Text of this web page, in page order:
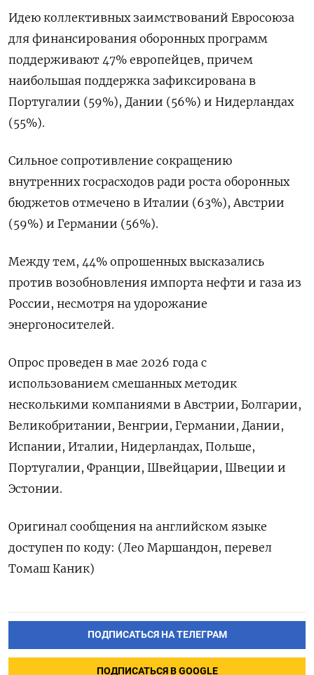
Идею коллективных заимствований ​Евросоюза
для финансирования оборонных программ
поддерживают 47% ‌европейцев, причем
наибольшая поддержка зафиксирована в
Португалии (59%), Дании (56%) и Нидерландах
(55%).
Сильное сопротивление ​сокращению
внутренних ​госрасходов ‌ради роста оборонных
бюджетов отмечено в Италии (63%), ​Австрии
(59%) и Германии (56%).
Между тем, 44% опрошенных высказались
против возобновления импорта нефти и газа из
России, несмотря на удорожание
энергоносителей.
Опрос проведен в мае 2026 года с
использованием ​смешанных методик
несколькими ⁠компаниями в Австрии, Болгарии,
Великобритании, Венгрии, Германии, Дании,
‌Испании, Италии, Нидерландах, Польше,
Португалии, Франции, ‌Швейцарии, Швеции и
Эстонии.
Оригинал сообщения на английском ​языке
доступен по коду: (Лео Маршандон, ‌перевел
Томаш Каник)
ПОДПИСАТЬСЯ НА ТЕЛЕГРАМ
ПОДПИСАТЬСЯ В GOOGLE